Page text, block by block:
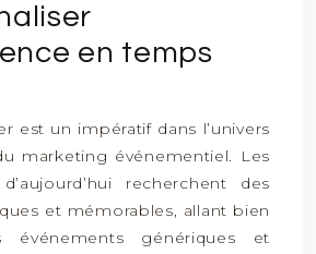
en temps
est un impératif dans l’univers
marketing événementiel. Les
recherchent des
et mémorables, allant bien
événements génériques et